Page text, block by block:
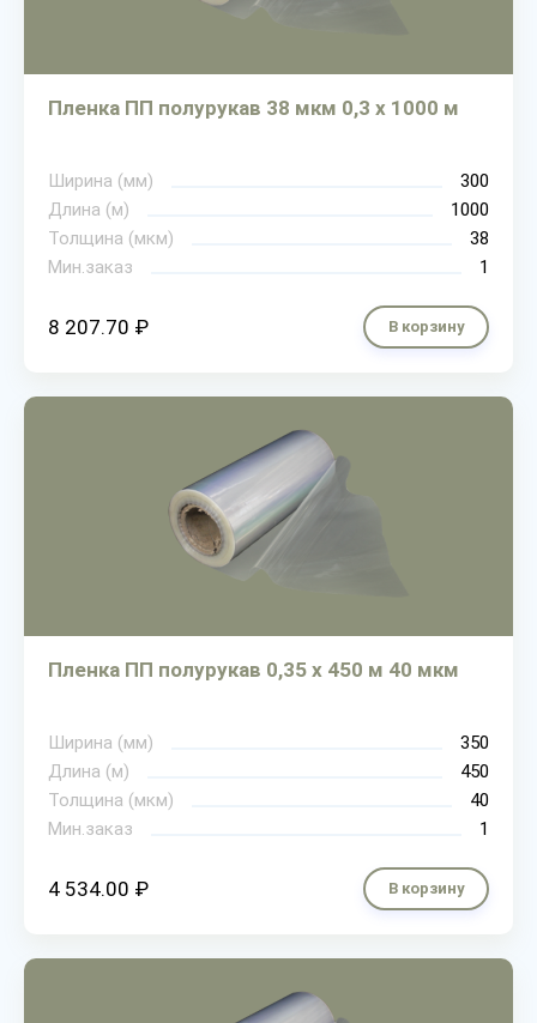
Пленка ПП полурукав 38 мкм 0,3 х 1000 м
Ширина (мм)
300
Длина (м)
1000
Толщина (мкм)
38
Мин.заказ
1
8 207.70 ₽ В корзину
Пленка ПП полурукав 0,35 х 450 м 40 мкм
Ширина (мм)
350
Длина (м)
450
Толщина (мкм)
40
Мин.заказ
1
4 534.00 ₽ В корзину